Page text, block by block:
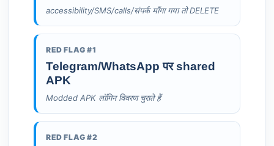
accessibility/SMS/calls/संपर्क माँगा गया तो DELETE
RED FLAG #1
Telegram/WhatsApp पर shared
APK
Modded APK लॉगिन विवरण चुराते हैं
RED FLAG #2